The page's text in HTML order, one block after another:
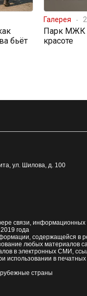
бьёт
Галерея
Парк МЖК
красоте
, ул. Шилова, д. 100
связи, информационных
года
содержащейся в
любых материалов
в электронных СМИ,
использовании в
страны